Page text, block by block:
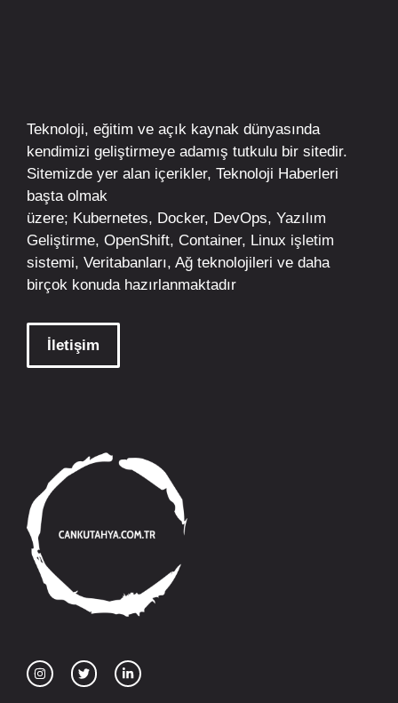
Teknoloji, eğitim ve açık kaynak dünyasında
kendimizi geliştirmeye adamış tutkulu bir sitedir.
Sitemizde yer alan içerikler, Teknoloji Haberleri
başta olmak
üzere; Kubernetes, Docker, DevOps, Yazılım
Geliştirme, OpenShift, Container, Linux işletim
sistemi, Veritabanları, Ağ teknolojileri ve daha
birçok konuda hazırlanmaktadır
İletişim